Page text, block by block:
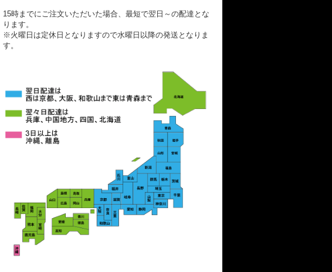
15時までにご注文いただいた場合、最短で翌日～の配達とな
ります。
※火曜日は定休日となりますので水曜日以降の発送となりま
す。